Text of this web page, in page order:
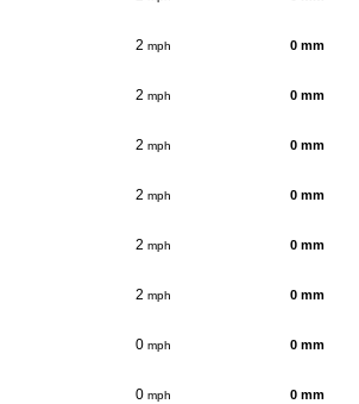
2 mph 0 mm
2 mph 0 mm
2 mph 0 mm
2 mph 0 mm
2 mph 0 mm
2 mph 0 mm
0 mph 0 mm
0 mph 0 mm